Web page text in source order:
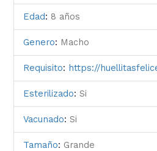
Edad: 8 años
Genero: Macho
Requisito: https://
Esterilizado:Si
Vacunado:Si
Tamaño: Grande